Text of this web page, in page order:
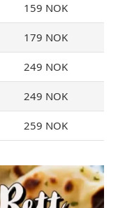
159 NOK
179 NOK
249 NOK
249 NOK
259 NOK